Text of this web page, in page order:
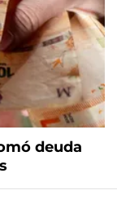
deuda